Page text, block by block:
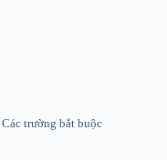
Các trường bắt buộc